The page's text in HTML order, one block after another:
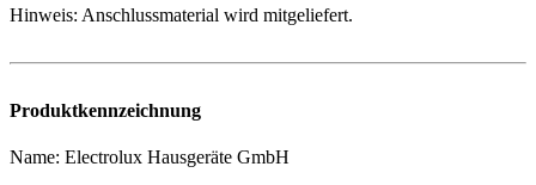
Hinweis: Anschlussmaterial wird mitgeliefert.
Produktkennzeichnung
Name: Electrolux Hausgeräte GmbH